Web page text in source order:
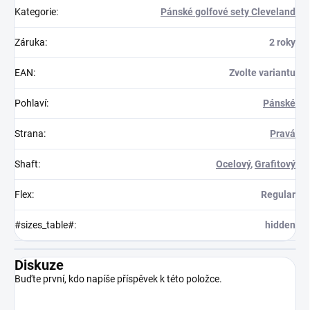
Kategorie: Pánské golfové sety Cleveland
Záruka: 2 roky
EAN: Zvolte variantu
Pohlaví: Pánské
Strana: Pravá
Shaft: Ocelový,Grafitový
Flex: Regular
#sizes_table#: hidden
Diskuze
Buďte první, kdo napíše příspěvek k této položce.